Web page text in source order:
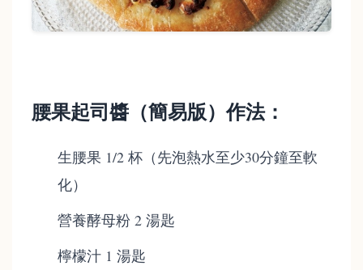
腰果起司醬（簡易版）作法：
生腰果 1/2 杯（先泡熱水至少30分鐘至軟
化）
營養酵母粉 2 湯匙
檸檬汁 1 湯匙